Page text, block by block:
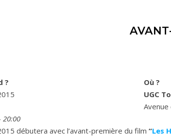
?
20:00
Où ?
UGC
débutera avec l’avant-première du film “Les